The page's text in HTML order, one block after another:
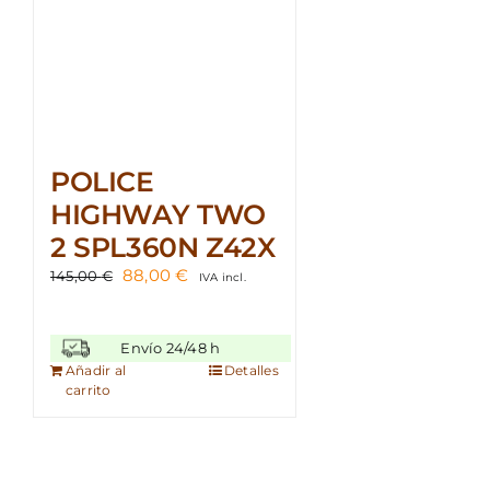
POLICE
HIGHWAY TWO
2 SPL360N Z42X
145,00€ El
era:
145,00 €.
88,00€El
es:
88,00 €.
IVA incl.
Envío 24/48 h
Añadir al
carrito
Detalles